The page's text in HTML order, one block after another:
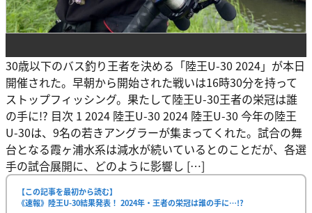
30歳以下のバス釣り王者を決める「陸王U-30 2024」が本日
開催された。早朝から開始された戦いは16時30分を持って
ストップフィッシング。果たして陸王U-30王者の栄冠は誰
の手に!? 目次 1 2024 陸王U-30 2024 陸王U-30 今年の陸王
U-30は、9名の若きアングラーが集まってくれた。試合の舞
台となる霞ヶ浦水系は減水が続いているとのことだが、各選
手の試合展開に、どのように影響し […]
【この記事を最初から読む】
《速報》陸王U-30結果発表！ 2024年・王者の栄冠は誰の手に…!?